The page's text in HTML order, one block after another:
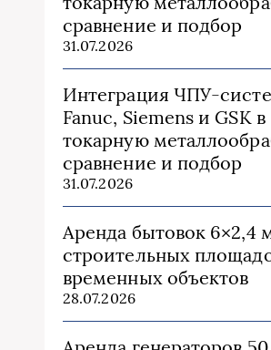
сравнение и подбор
31.07.2026
Интеграция ЧПУ-
Fanuc, Siemens и GSK в
токарную
сравнение и подбор
31.07.2026
Аренда бытовок 6×2,4
строительных
временных объектов
28.07.2026